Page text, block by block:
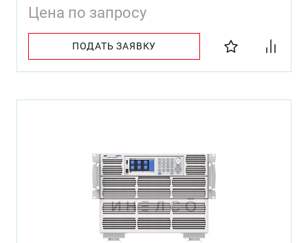
Цена по запросу
ПОДАТЬ ЗАЯВКУ